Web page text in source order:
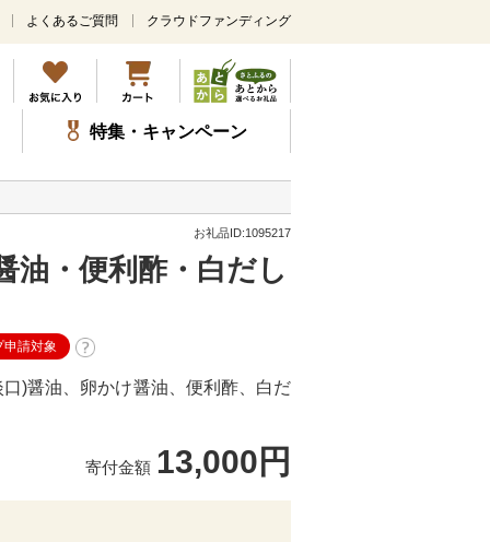
メ
ン
コ
ン
テ
ツ
ッ
よくあるご質問 クラウドファンディング
特集・キャンペーン
お礼品ID:1095217
油・便利酢・白だし
申請対象
)醤油、卵かけ醤油、便利酢、白だ
寄付金額 13,000円